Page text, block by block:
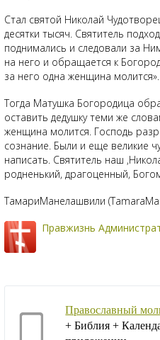
Стал святой Николай
десятки тысяч. Святитель
поднимались и следовали за
на него и обращается к
за него одна женщина молится».
Тогда Матушка Богородица
оставить дедушку теми же
женщина молится. Господь
сознание. Были и еще великие
написать. Святитель наш
родненький, драгоценный,
ТамариМанелашвили
Правжизнь
Православный
+ Библия +